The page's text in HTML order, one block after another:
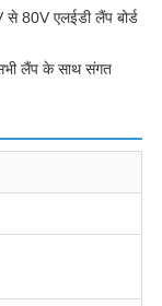
80V एलईडी लैंप बोर्ड
लैंप के साथ संगत